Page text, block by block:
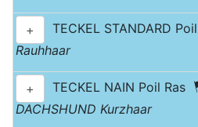
+ TECKEL STANDARD
Rauhhaar
+ TECKEL NAIN Poil Ras
DACHSHUND Kurzhaar